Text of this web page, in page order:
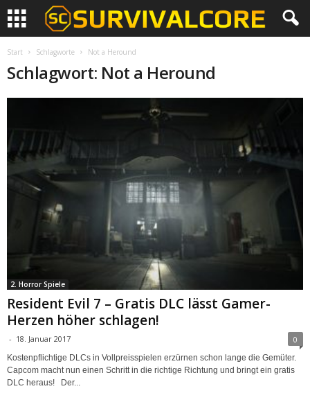
Start Schlagworte Not a Heround
Schlagwort: Not a Heround
2. Horror Spiele
Resident Evil 7 – Gratis DLC lässt Gamer-
Herzen höher schlagen!
- 18. Januar 2017 0
Kostenpflichtige DLCs in Vollpreisspielen erzürnen schon lange die Gemüter.
Capcom macht nun einen Schritt in die richtige Richtung und bringt ein gratis
DLC heraus! Der...